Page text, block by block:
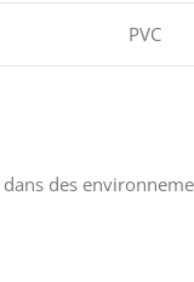
PVC
des